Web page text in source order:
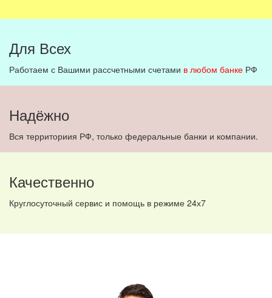
Для Всех
Работаем с Вашими рассчетными счетами в любом банке РФ
Надёжно
Вся территориия РФ, только федеральные банки и компании.
Качественно
Круглосуточный сервис и помощь в режиме 24х7